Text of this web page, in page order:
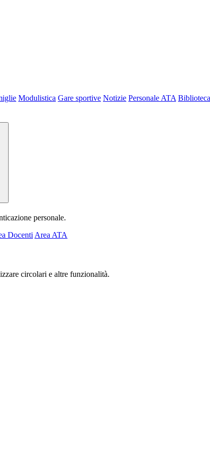
Modulistica Gare sportive Notizie Personale ATA Biblioteca
personale.
Docenti Area ATA
circolari e altre funzionalità.